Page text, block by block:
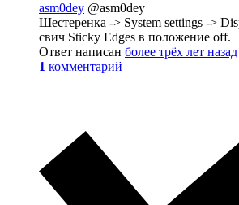
asm0dey @asm0dey
Шестеренка -> System settings ->
свич Sticky Edges в положение off.
Ответ написан более трёх лет назад
1 комментарий